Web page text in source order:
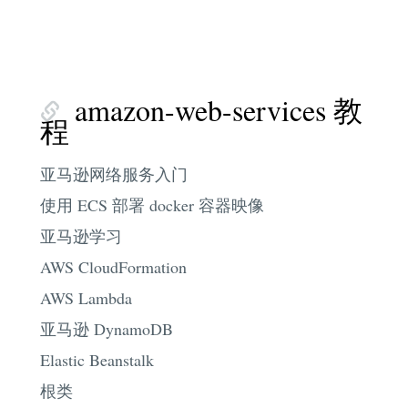
amazon-web-services 教
程
亚马逊网络服务入门
使用 ECS 部署 docker 容器映像
亚马逊学习
AWS CloudFormation
AWS Lambda
亚马逊 DynamoDB
Elastic Beanstalk
根类